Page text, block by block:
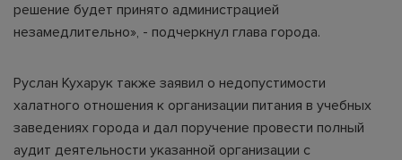
решение будет принято администрацией
незамедлительно», - подчеркнул глава города.
Руслан Кухарук также заявил о недопустимости
халатного отношения к организации питания в учебных
заведениях города и дал поручение провести полный
аудит деятельности указанной организации с